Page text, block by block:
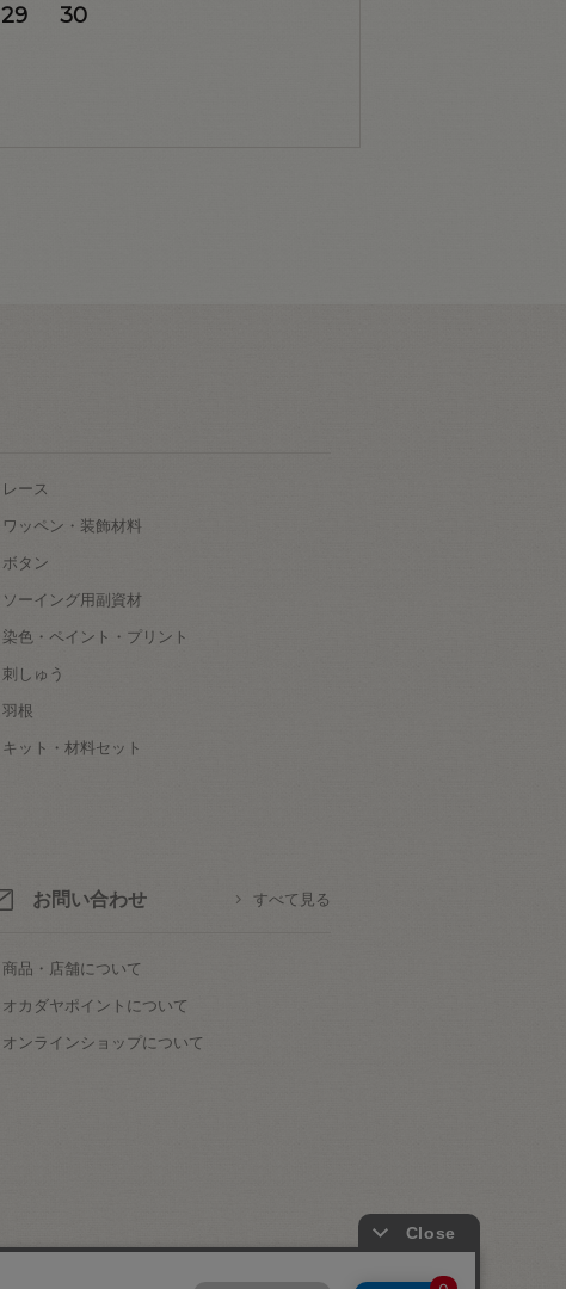
29 30
レース
ワッペン・装飾材料
ボタン
ソーイング用副資材
染色・ペイント・プリント
刺しゅう
羽根
キット・材料セット
お問い合わせ すべて見る
商品・店舗について
オカダヤポイントについて
オンラインショップについて